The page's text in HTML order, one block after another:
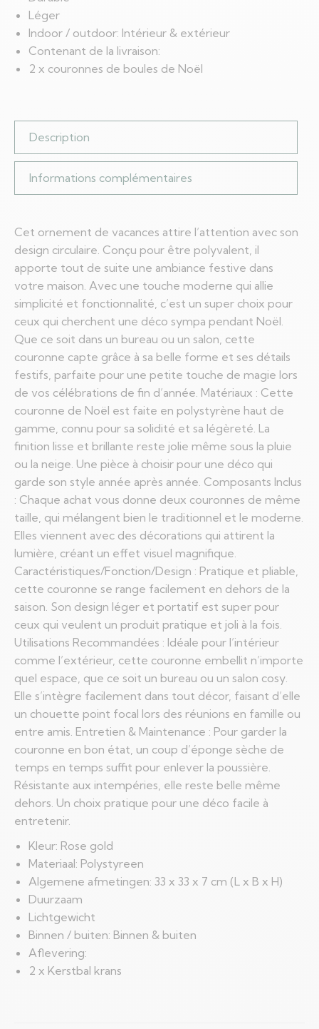
Léger
Indoor / outdoor: Intérieur & extérieur
Contenant de la livraison:
2 x couronnes de boules de Noël
Description
Informations complémentaires
Cet ornement de vacances attire l’attention avec son
design circulaire. Conçu pour être polyvalent, il
apporte tout de suite une ambiance festive dans
votre maison. Avec une touche moderne qui allie
simplicité et fonctionnalité, c’est un super choix pour
ceux qui cherchent une déco sympa pendant Noël.
Que ce soit dans un bureau ou un salon, cette
couronne capte grâce à sa belle forme et ses détails
festifs, parfaite pour une petite touche de magie lors
de vos célébrations de fin d’année. Matériaux : Cette
couronne de Noël est faite en polystyrène haut de
gamme, connu pour sa solidité et sa légèreté. La
finition lisse et brillante reste jolie même sous la pluie
ou la neige. Une pièce à choisir pour une déco qui
garde son style année après année. Composants Inclus
: Chaque achat vous donne deux couronnes de même
taille, qui mélangent bien le traditionnel et le moderne.
Elles viennent avec des décorations qui attirent la
lumière, créant un effet visuel magnifique.
Caractéristiques/Fonction/Design : Pratique et pliable,
cette couronne se range facilement en dehors de la
saison. Son design léger et portatif est super pour
ceux qui veulent un produit pratique et joli à la fois.
Utilisations Recommandées : Idéale pour l’intérieur
comme l’extérieur, cette couronne embellit n’importe
quel espace, que ce soit un bureau ou un salon cosy.
Elle s’intègre facilement dans tout décor, faisant d’elle
un chouette point focal lors des réunions en famille ou
entre amis. Entretien & Maintenance : Pour garder la
couronne en bon état, un coup d’éponge sèche de
temps en temps suffit pour enlever la poussière.
Résistante aux intempéries, elle reste belle même
dehors. Un choix pratique pour une déco facile à
entretenir.
Kleur: Rose gold
Materiaal: Polystyreen
Algemene afmetingen: 33 x 33 x 7 cm (L x B x H)
Duurzaam
Lichtgewicht
Binnen / buiten: Binnen & buiten
Aflevering:
2 x Kerstbal krans